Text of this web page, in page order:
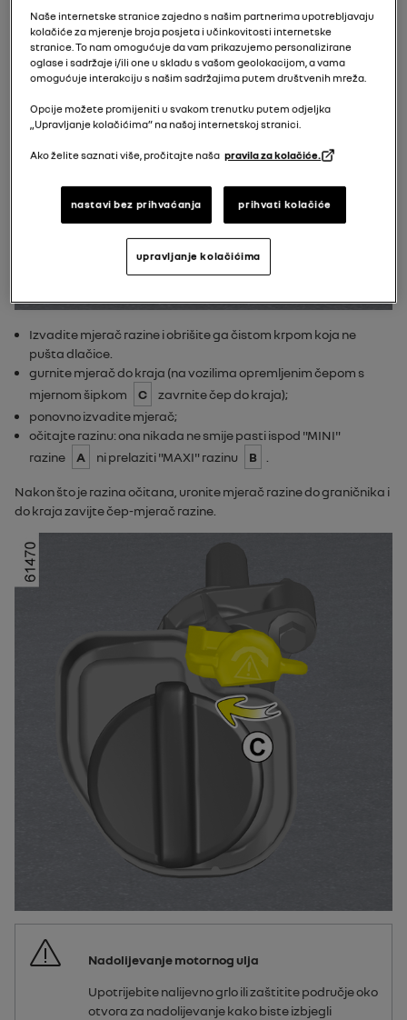
Izvadite mjerač razine i obrišite ga čistom krpom koja ne
pušta dlačice.
gurnite mjerač do kraja (na vozilima opremljenim čepom s
mjernom šipkom
C
zavrnite čep do kraja);
ponovno izvadite mjerač;
očitajte razinu: ona nikada ne smije pasti ispod "MINI"
razine
A ni prelaziti "MAXI" razinu B
Nakon što je razina očitana, uronite mjerač razine do graničnika i
do kraja zavijte čep-mjerač razine.
Nadolijevanje motornog ulja
Upotrijebite nalijevno grlo ili zaštitite područje oko
otvora za nadolijevanje kako biste izbjegli
Naše internetske stranice zajedno s našim partnerima upotrebljavaju
kolačiće za mjerenje broja posjeta i učinkovitosti internetske
stranice. To nam omogućuje da vam prikazujemo personalizirane
oglase i sadržaje i/ili one u skladu s vašom geolokacijom, a vama
omogućuje interakciju s našim sadržajima putem društvenih mreža.
Opcije možete promijeniti u svakom trenutku putem odjeljka
„Upravljanje kolačićima” na našoj internetskoj stranici.
Ako želite saznati više, pročitajte naša pravila za kolačiće.
nastavi bez prihvaćanja prihvati kolačiće
upravljanje kolačićima